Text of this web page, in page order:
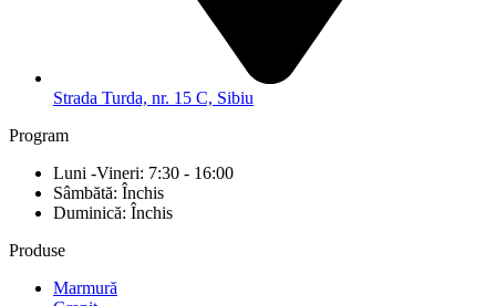
Strada Turda, nr. 15 C, Sibiu
Program
Luni -Vineri: 7:30 - 16:00
Sâmbătă: Închis
Duminică: Închis
Produse
Marmură